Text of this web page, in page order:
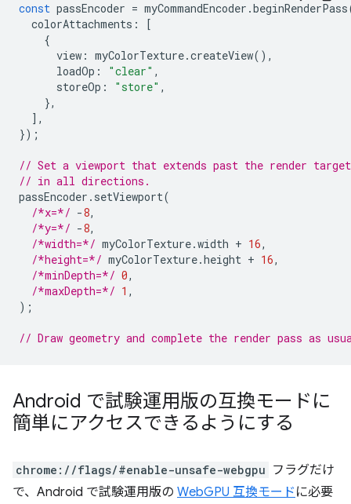
const passEncoder = myCommandEncoder .beginRenderPass
colorAttachments :
[
{
view : myColorTexture.createView(),
loadOp : "clear" ,
storeOp : "store" ,
},
],
});
// Set a viewport that extends past the render
// in all directions.
passEncoder . setViewport(
/*x=*/ -8,
/*y=*/ -8,
/*width=*/ myColorTexture.width + 16,
/*height=*/ myColorTexture.height + 16,
/*minDepth=*/ 0,
/*maxDepth=*/ 1 ,
);
// Draw geometry and complete the render pass as
Android で試験運用版の互換モードに
簡単にアクセスできるようにする
chrome://flags/#enable-unsafe-webgpu フラグだけ
で、Android で試験運用版の WebGPU 互換モード に必要